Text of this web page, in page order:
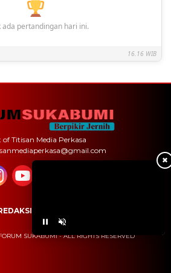
ada pertandingan hari ini.
16.16 WIB
✖
of Titisan Media Perkasa
SUKABUMI - ALL RIGHTS RESERVED